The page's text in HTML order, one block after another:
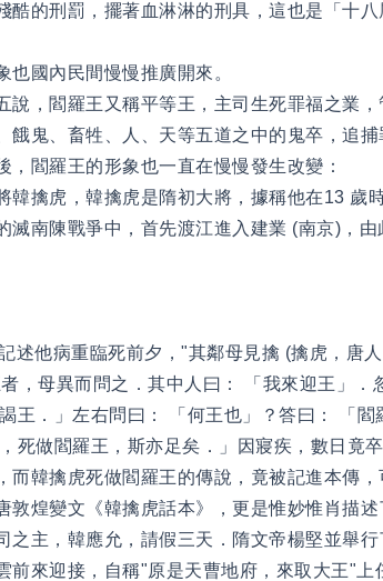
酷的刑罰，擺著血淋淋的刑具，這也是「十
也國內民間慢慢推廣開來。
說，閻羅王又稱平等王，主司生死罪福之業
餓鬼、畜牲、人、天等五道之中的鬼卒，追
閻羅王的形象也一直在慢慢發生改變：
韓擒虎，韓擒虎是隋初大將，據稱他在13 歲
滅南陳戰爭中，首先渡江進入建業 (南京)，
述他病重臨死前夕，"其鄰母見擒 (擒虎，唐
，母異而問之．其中人曰： 「我來迎王」．
王．」左右問曰： 「何王也」？答曰： 「閻
死做閻羅王，斯亦足矣．」因寢疾，數日竟
而韓擒虎死做閻羅王的傳說，竟被記進本傳
敦煌變文《韓擒虎話本》，更是惟妙惟肖描
之主，韓應允，請假三天．隋文帝楊堅並舉
前來迎接，自稱"原是天曹地府，來取大王"上